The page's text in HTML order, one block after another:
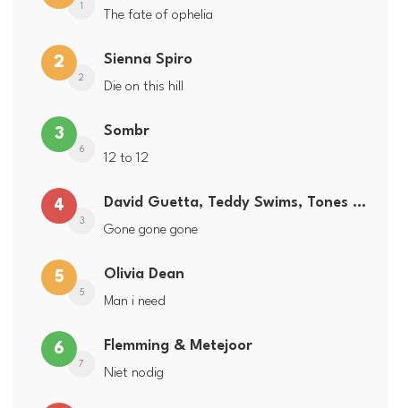
1
The fate of ophelia
2
2
Sienna Spiro
Die on this hill
3
6
Sombr
12 to 12
4
3
David Guetta, Teddy Swims, Tones and I
Gone gone gone
5
5
Olivia Dean
Man i need
6
7
Flemming & Metejoor
Niet nodig